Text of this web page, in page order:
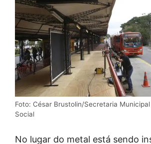
Foto: César Brustolin/Secretaria
Social
No lugar do metal está sendo